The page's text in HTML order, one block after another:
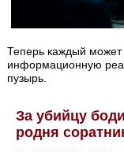
Теперь каждый может
информационную
пузырь.
За убийцу
родня